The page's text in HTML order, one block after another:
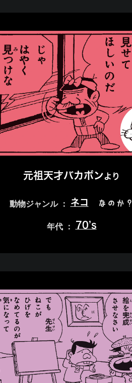
元祖天才バカボンより
動物ジャンル ： ネコ なのか？
年代 ： 70’s